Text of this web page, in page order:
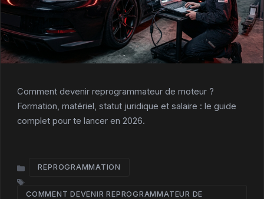
Comment devenir reprogrammateur de moteur ?
Formation, matériel, statut juridique et salaire : le guide
complet pour te lancer en 2026.
CATÉGORIES
REPROGRAMMATION
COMMENT DEVENIR REPROGRAMMATEUR DE